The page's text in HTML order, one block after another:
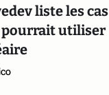
liste les cas
pourrait utiliser